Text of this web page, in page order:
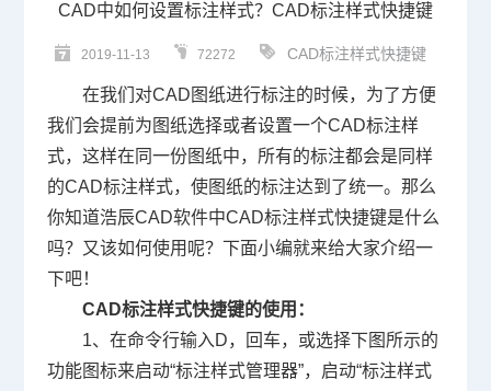
CAD中如何设置标注样式？CAD标注样式快捷键
2019-11-13 72272 CAD标注样式快捷键
在我们对CAD 图纸进行标注的时候，为了方便
我们会提前为图纸选择或者设置一个CAD标注样
式，这样在同一份图纸中，所有的标注都会是同样
的CAD标注样式，使图纸的标注达到了统一。那么
你知道浩辰CAD软件中CAD标注样式快捷键是什么
吗？又该如何使用呢？下面小编就来给大家介绍一
下吧！
CAD标注样式快捷键的使用：
1、在命令行输入D，回车，或选择下图所示的
功能图标来启动“标注样式管理器”，启动“标注样式